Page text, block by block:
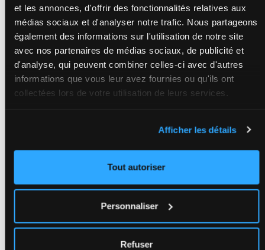
et les annonces, d'offrir des fonctionnalités relatives aux
médias sociaux et d'analyser notre trafic. Nous partageons
également des informations sur l'utilisation de notre site
avec nos partenaires de médias sociaux, de publicité et
d'analyse, qui peuvent combiner celles-ci avec d'autres
informations que vous leur avez fournies ou qu'ils ont
collectées lors de votre utilisation de leurs services.
Afficher les détails
Tout autoriser
Personnaliser
Refuser